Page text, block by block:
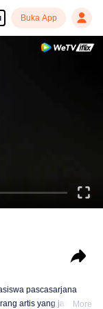
Buka App
pascasarjana
artis yang jatuhMore